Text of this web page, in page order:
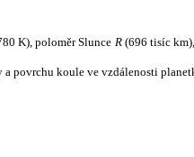
K), poloměr Slunce R(696 tisíc
a povrchu koule ve vzdálenosti